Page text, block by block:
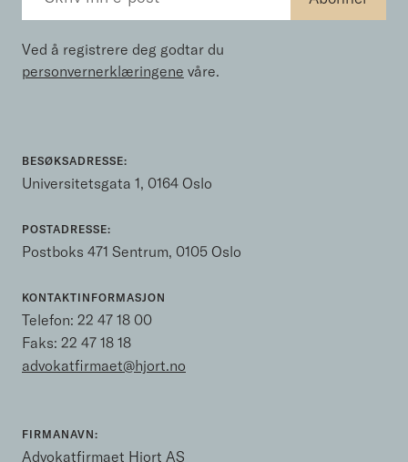
Ved å registrere deg godtar du
personvernerklæringene våre.
BESØKSADRESSE:
Universitetsgata 1, 0164 Oslo
POSTADRESSE:
Postboks 471 Sentrum, 0105 Oslo
KONTAKTINFORMASJON
Telefon: 22 47 18 00
Faks: 22 47 18 18
advokatfirmaet@hjort.no
FIRMANAVN:
Advokatfirmaet Hjort AS